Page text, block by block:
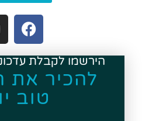
הירשמו לקבלת
להכיר
טוב